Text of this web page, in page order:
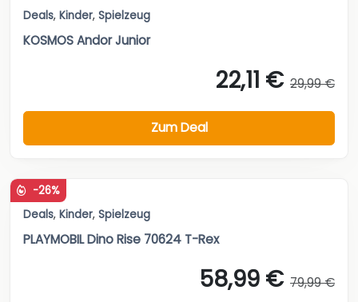
Deals, Kinder, Spielzeug
KOSMOS Andor Junior
22,11 € 29,99 €
Zum Deal
-26%
Deals, Kinder, Spielzeug
PLAYMOBIL Dino Rise 70624 T-Rex
58,99 € 79,99 €